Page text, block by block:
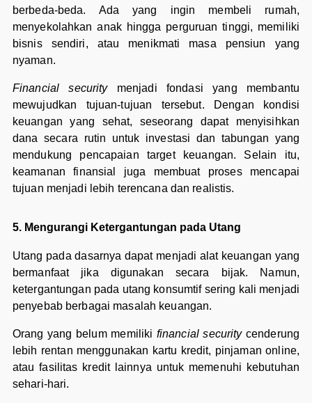
berbeda-beda. Ada yang ingin membeli rumah,
menyekolahkan anak hingga perguruan tinggi, memiliki
bisnis sendiri, atau menikmati masa pensiun yang
nyaman.
Financial securitymenjadi fondasi yang membantu
mewujudkan tujuan-tujuan tersebut. Dengan kondisi
keuangan yang sehat, seseorang dapat menyisihkan
dana secara rutin untuk investasi dan tabungan yang
mendukung pencapaian target keuangan. Selain itu,
keamanan finansial juga membuat proses mencapai
tujuan menjadi lebih terencana dan realistis.
5. Mengurangi Ketergantungan pada Utang
Utang pada dasarnya dapat menjadi alat keuangan yang
bermanfaat jika digunakan secara bijak. Namun,
ketergantungan pada utang konsumtif sering kali menjadi
penyebab berbagai masalah keuangan.
Orang yang belum memiliki financial securitycenderung
lebih rentan menggunakan kartu kredit, pinjaman online,
atau fasilitas kredit lainnya untuk memenuhi kebutuhan
sehari-hari.